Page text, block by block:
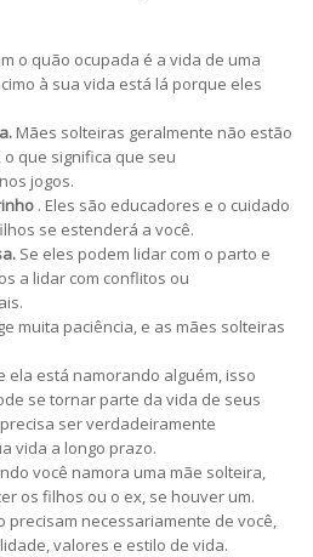
o quão ocupada é a vida de uma
à sua vida está lá porque eles
Mães solteiras geralmente não estão
que significa que seu
jogos.
. Eles são educadores e o cuidado
se estenderá a você.
Se eles podem lidar com o parto e
a lidar com conflitos ou
muita paciência, e as mães solteiras
ela está namorando alguém, isso
se tornar parte da vida de seus
ser verdadeiramente
vida a longo prazo.
você namora uma mãe solteira,
os filhos ou o ex, se houver um.
precisam necessariamente de você,
valores e estilo de vida.